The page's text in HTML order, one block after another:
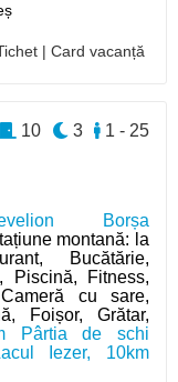
| Card vacanță
Borșa
montană: la
Bucătărie,
Piscină, Fitness,
cu sare,
Foișor, Grătar,
Pârtia de schi
Iezer, 10km
1 - 25
3
10